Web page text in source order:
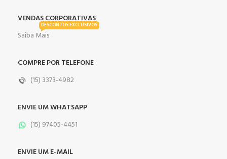
VENDAS CORPORATIVAS
Saiba Mais
DESCONTOS EXCLUSIVOS
COMPRE POR TELEFONE
(15) 3373-4982
ENVIE UM WHATSAPP
(15) 97405-4451
ENVIE UM E-MAIL